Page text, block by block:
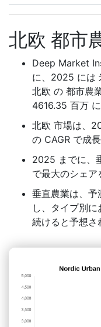
北欧 都市
Deep Market
に、2025 には
北欧 の 都市農
4616.35 百万
北欧 市場は、
の CAGR で成
2025 までに、
で最大のシェア
垂直農業は、予
し、タイプ別
続けると予想さ